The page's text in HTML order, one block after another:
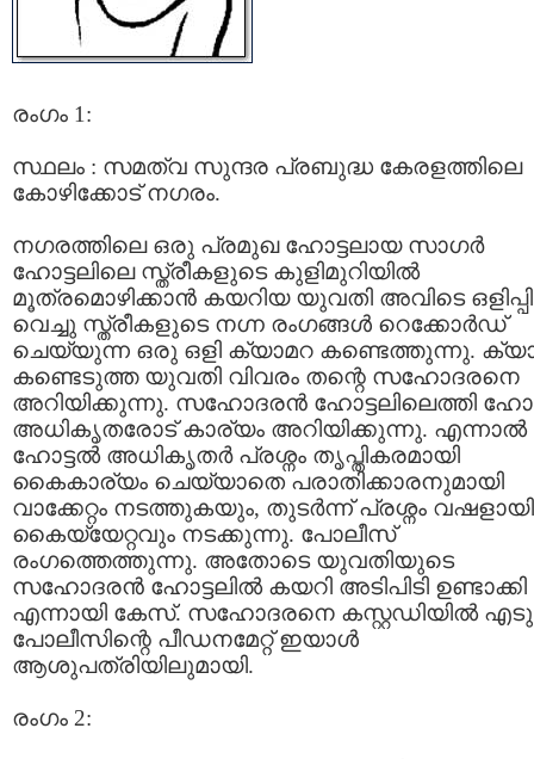
രംഗം 1:
സ്ഥലം : സമത്വ സുന്ദര പ്രബുദ്ധ കേരളത്തിലെ
കോഴിക്കോട് നഗരം.
നഗരത്തിലെ ഒരു പ്രമുഖ ഹോട്ടലായ സാഗര്‍
ഹോട്ടലിലെ സ്ത്രീകളുടെ കുളിമുറിയില്‍
മൂത്രമൊഴിക്കാന്‍ കയറിയ യുവതി അവിടെ
വെച്ചു സ്ത്രീകളുടെ നഗ്ന രംഗങ്ങള്‍ റെക്കോര്‍ഡ്‌
ചെയ്യുന്ന ഒരു ഒളി ക്യാമറ കണ്ടെത്തുന്നു.
കണ്ടെടുത്ത യുവതി വിവരം തന്റെ സഹോദരനെ
അറിയിക്കുന്നു. സഹോദരന്‍ ഹോട്ടലിലെത്തി
അധികൃതരോട് കാര്യം അറിയിക്കുന്നു. എന്നാല്‍
ഹോട്ടല്‍ അധികൃതര്‍ പ്രശ്നം തൃപ്തികരമായി
കൈകാര്യം ചെയ്യാതെ പരാതിക്കാരനുമായി
വാക്കേറ്റം നടത്തുകയും, തുടര്‍ന്ന് പ്രശ്നം വഷളായി
കൈയ്യേറ്റവും നടക്കുന്നു. പോലീസ്‌
രംഗത്തെത്തുന്നു. അതോടെ യുവതിയുടെ
സഹോദരന്‍ ഹോട്ടലില്‍ കയറി അടിപിടി ഉണ്ടാക്കി
എന്നായി കേസ്‌. സഹോദരനെ കസ്റ്റഡിയില്‍
പോലീസിന്റെ പീഡനമേറ്റ് ഇയാള്‍
ആശുപത്രിയിലുമായി.
രംഗം 2: